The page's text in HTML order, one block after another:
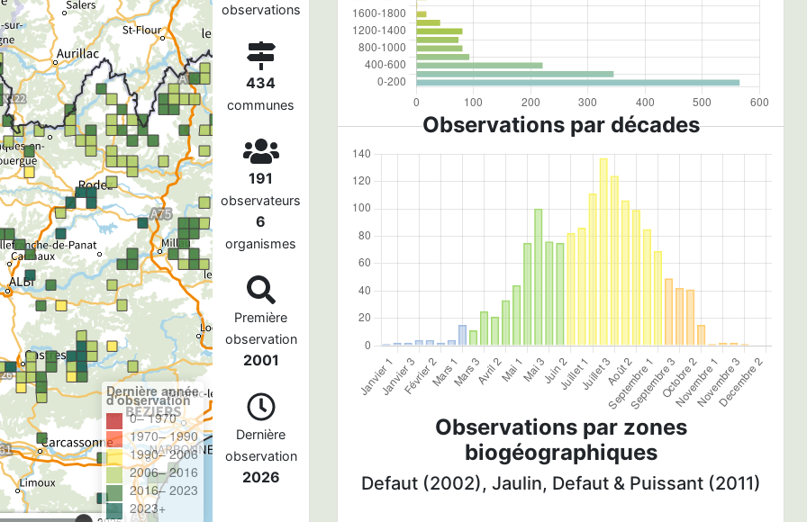
Dernière année
d'observation
0– 1970
1970– 1990
1990– 2006
2006– 2016
2016– 2023
2023+
observations
434
communes
191
observateurs
6
organismes
Première
observation
2001
Dernière
observation
2026
Observations par décades
Observations par zones
biogéographiques
Defaut (2002), Jaulin, Defaut & Puissant (2011)